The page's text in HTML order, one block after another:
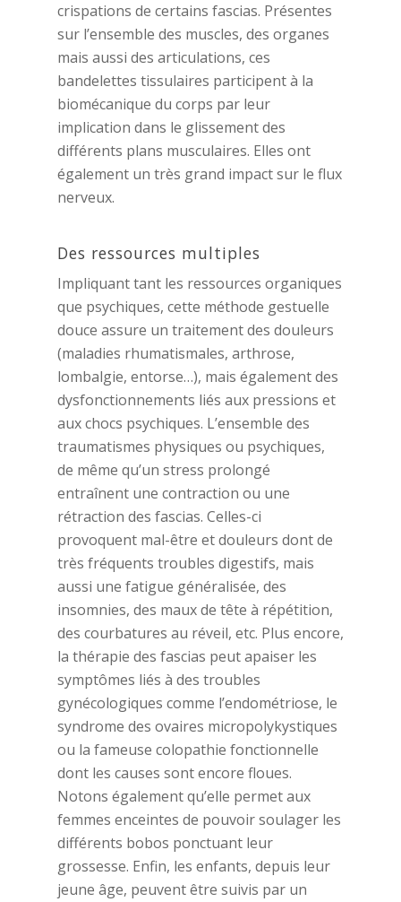
crispations de certains fascias. Présentes
sur l’ensemble des muscles, des organes
mais aussi des articulations, ces
bandelettes tissulaires participent à la
biomécanique du corps par leur
implication dans le glissement des
différents plans musculaires. Elles ont
également un très grand impact sur le flux
nerveux.
Des ressources multiples
Impliquant tant les ressources organiques
que psychiques, cette méthode gestuelle
douce assure un traitement des douleurs
(maladies rhumatismales, arthrose,
lombalgie, entorse…), mais également des
dysfonctionnements liés aux pressions et
aux chocs psychiques. L’ensemble des
traumatismes physiques ou psychiques,
de même qu’un stress prolongé
entraînent une contraction ou une
rétraction des fascias. Celles-ci
provoquent mal-être et douleurs dont de
très fréquents troubles digestifs, mais
aussi une fatigue généralisée, des
insomnies, des maux de tête à répétition,
des courbatures au réveil, etc. Plus encore,
la thérapie des fascias peut apaiser les
symptômes liés à des troubles
gynécologiques comme l’endométriose, le
syndrome des ovaires micropolykystiques
ou la fameuse colopathie fonctionnelle
dont les causes sont encore floues.
Notons également qu’elle permet aux
femmes enceintes de pouvoir soulager les
différents bobos ponctuant leur
grossesse. Enfin, les enfants, depuis leur
jeune âge, peuvent être suivis par un